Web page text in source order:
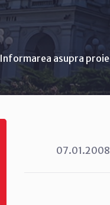
Informarea asupra
07.01.2008